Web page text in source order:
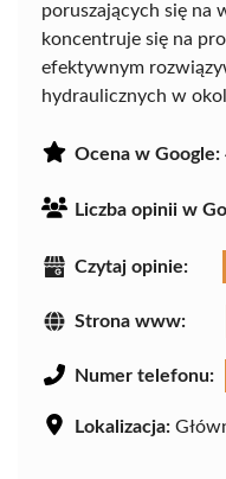
poruszających się na
koncentruje się na
efektywnym
hydraulicznych w
Ocena w Google:
Liczba opinii w
Czytaj opinie:
Strona www:
Numer telefonu:
Lokalizacja: